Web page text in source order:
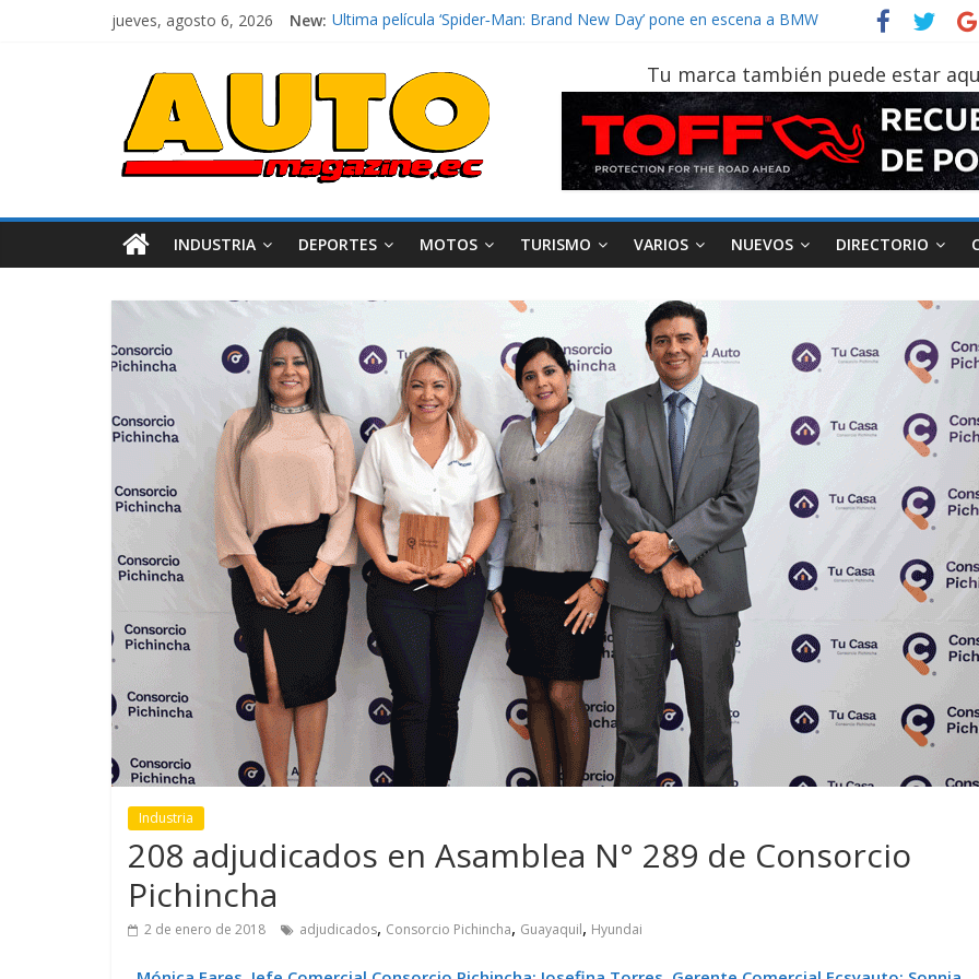
jueves, agosto 6, 2026 New: El costo de tener un vehículo gana protagonismo a la hora de decidir
¿Qué puede pasar con tu vehículo si permanece varios días sin usar?
La Vuelta al Ecuador 2026, edición 47ª, recorre 7 provincias en 8 días
La FEDAK recibe 12 Sinotruk Bolden para cubrir las rutas de La Vuelta
Tu marca también puede estar
INDUSTRIA DEPORTES MOTOS TURISMO VARIOS NUEVOS DIRECTORIO
Industria
208 adjudicados en Asamblea N° 289 de Consorcio
Pichincha
2 de enero de 2018 adjudicados, Consorcio Pichincha, Guayaquil, Hyundai
Varios
GM reafirma su
compromiso con movilidad
más segura y conectada
Movilidad Turismo Varios
¿Qué puede pasar con tu
vehículo si permanece
varios días sin usar?
AEADE Industria Motociclismo
Movilidad
Campaña busca cambiar
destino de los
en la región